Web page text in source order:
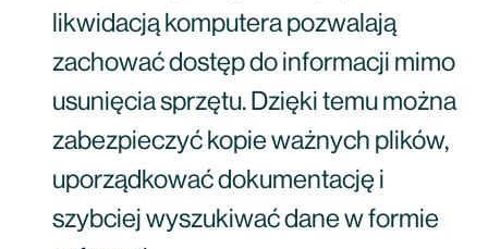
likwidacją komputera pozwalają
zachować dostęp do informacji mimo
usunięcia sprzętu. Dzięki temu można
zabezpieczyć kopie ważnych plików,
uporządkować dokumentację i
szybciej wyszukiwać dane w formie